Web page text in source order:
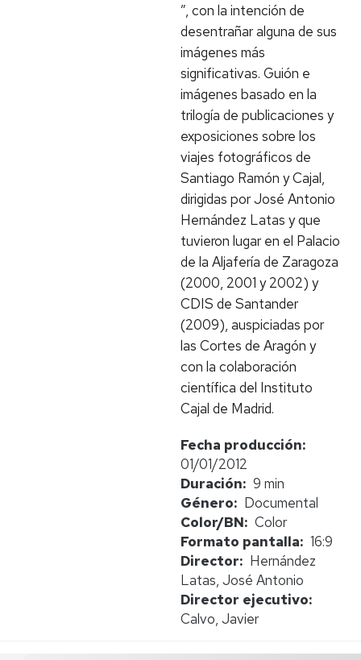
”, con la intención de
desentrañar alguna de sus
imágenes más
significativas. Guión e
imágenes basado en la
trilogía de publicaciones y
exposiciones sobre los
viajes fotográficos de
Santiago Ramón y Cajal,
dirigidas por José Antonio
Hernández Latas y que
tuvieron lugar en el Palacio
de la Aljafería de Zaragoza
(2000, 2001 y 2002) y
CDIS de Santander
(2009), auspiciadas por
las Cortes de Aragón y
con la colaboración
científica del Instituto
Cajal de Madrid.
Fecha producción
01/01/2012
Duración
9 min
Género
Documental
Color/BN
Color
Formato pantalla
16:9
Director
Hernández
Latas, José Antonio
Director ejecutivo
Calvo, Javier